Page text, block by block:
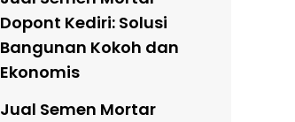
Dopont Kediri: Solusi
Bangunan Kokoh dan
Ekonomis
Jual Semen Mortar